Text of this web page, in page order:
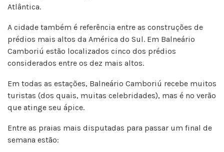
Atlântica.
A cidade também é referência entre as construções de
prédios mais altos da América do Sul. Em Balneário
Camboriú estão localizados cinco dos prédios
considerados entre os dez mais altos.
Em todas as estações, Balneário Camboriú recebe muitos
turistas (dos quais, muitas celebridades), mas é no verão
que atinge seu ápice.
Entre as praias mais disputadas para passar um final de
semana estão: